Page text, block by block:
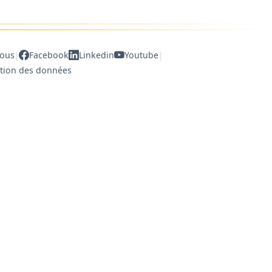
| Facebook Linkedin Youtube|
des données